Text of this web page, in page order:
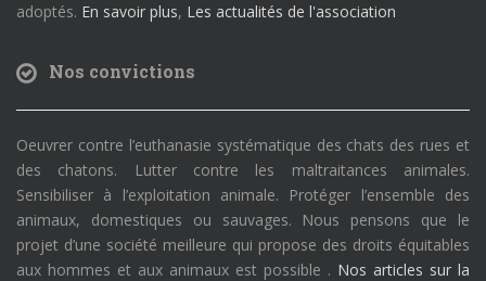
adoptés. En savoir plus, Les actualités de l'association
Nos convictions
Oeuvrer contre l’euthanasie systématique des chats des rues et
des chatons. Lutter contre les maltraitances animales.
Sensibiliser à l’exploitation animale. Protéger l’ensemble des
animaux, domestiques ou sauvages. Nous pensons que le
projet d’une société meilleure qui propose des droits équitables
aux hommes et aux animaux est possible . Nos articles sur la